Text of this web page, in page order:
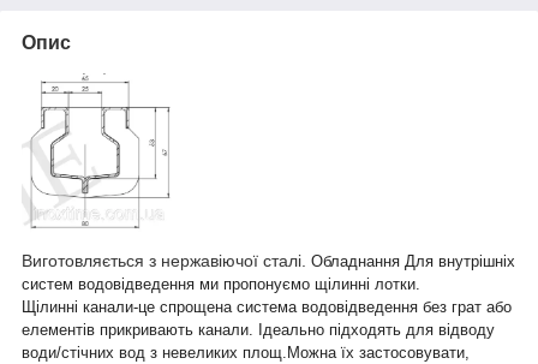
Опис
Виготовляється з нержавіючої сталі. Обладнання Для внутрішніх
систем водовідведення ми пропонуємо щілинні лотки.
Щілинні канали-це спрощена система водовідведення без грат або
елементів прикривають канали. Ідеально підходять для відводу
води/стічних вод з невеликих площ.Можна їх застосовувати,